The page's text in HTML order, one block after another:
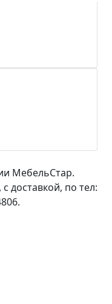
МебельСтар.
доставкой, по тел: